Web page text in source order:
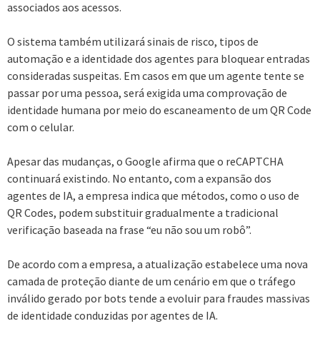
associados aos acessos.
O sistema também utilizará sinais de risco, tipos de
automação e a identidade dos agentes para bloquear entradas
consideradas suspeitas. Em casos em que um agente tente se
passar por uma pessoa, será exigida uma comprovação de
identidade humana por meio do escaneamento de um QR Code
com o celular.
Apesar das mudanças, o Google afirma que o reCAPTCHA
continuará existindo. No entanto, com a expansão dos
agentes de IA, a empresa indica que métodos, como o uso de
QR Codes, podem substituir gradualmente a tradicional
verificação baseada na frase “eu não sou um robô”.
De acordo com a empresa, a atualização estabelece uma nova
camada de proteção diante de um cenário em que o tráfego
inválido gerado por bots tende a evoluir para fraudes massivas
de identidade conduzidas por agentes de IA.